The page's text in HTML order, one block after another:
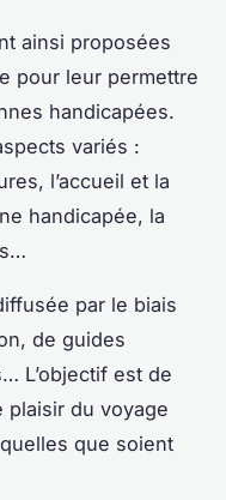
ainsi proposées
pour leur permettre
handicapées.
variés :
l’accueil et la
handicapée, la
par le biais
de guides
L’objectif est de
plaisir du voyage
que soient